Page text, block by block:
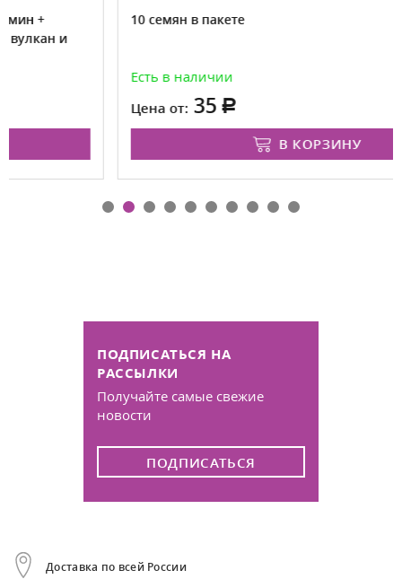
и
10 семян в пакете
Есть в наличии
Цена от: 35
В КОРЗИНУ
ПОДПИСАТЬСЯ НА
РАССЫЛКИ
Получайте самые свежие
новости
ПОДПИСАТЬСЯ
Доставка по всей России